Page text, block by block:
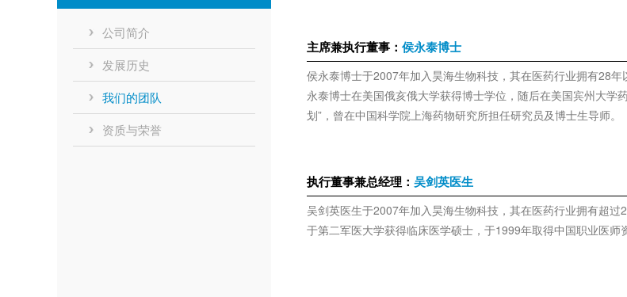
主席兼执行董事： 侯永泰博士
侯永泰博士于2007年加入昊海生物科技，其在医药行业拥有28
永泰博士在美国俄亥俄大学获得博士学位，随后在美国宾州大
划”，曾在中国科学院上海药物研究所担任研究员及博士生导师。
执行董事兼总经理： 吴剑英医生
吴剑英医生于2007年加入昊海生物科技，其在医药行业拥有超
于第二军医大学获得临床医学硕士，于1999年取得中国职业医师
公司简介
发展历史
我们的团队
资质与荣誉